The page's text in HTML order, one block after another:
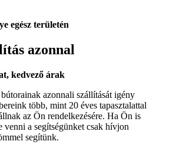
egész területén
azonnal
kedvező árak
azonnali szállítását igény
több, mint 20 éves tapasztalattal
az Ön rendelkezésére. Ha Ön is
venni a segítségünket csak hívjon
segítünk.